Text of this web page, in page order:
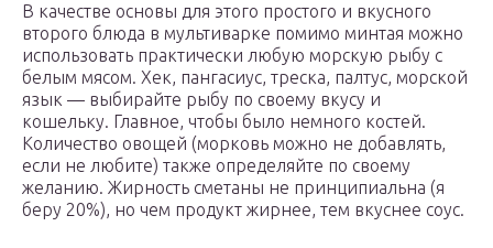
В качестве основы для этого простого и вкусного
второго блюда в мультиварке помимо минтая можно
использовать практически любую морскую рыбу с
белым мясом. Хек, пангасиус, треска, палтус, морской
язык — выбирайте рыбу по своему вкусу и
кошельку. Главное, чтобы было немного костей.
Количество овощей (морковь можно не добавлять,
если не любите) также определяйте по своему
желанию. Жирность сметаны не принципиальна (я
беру 20%), но чем продукт жирнее, тем вкуснее соус.